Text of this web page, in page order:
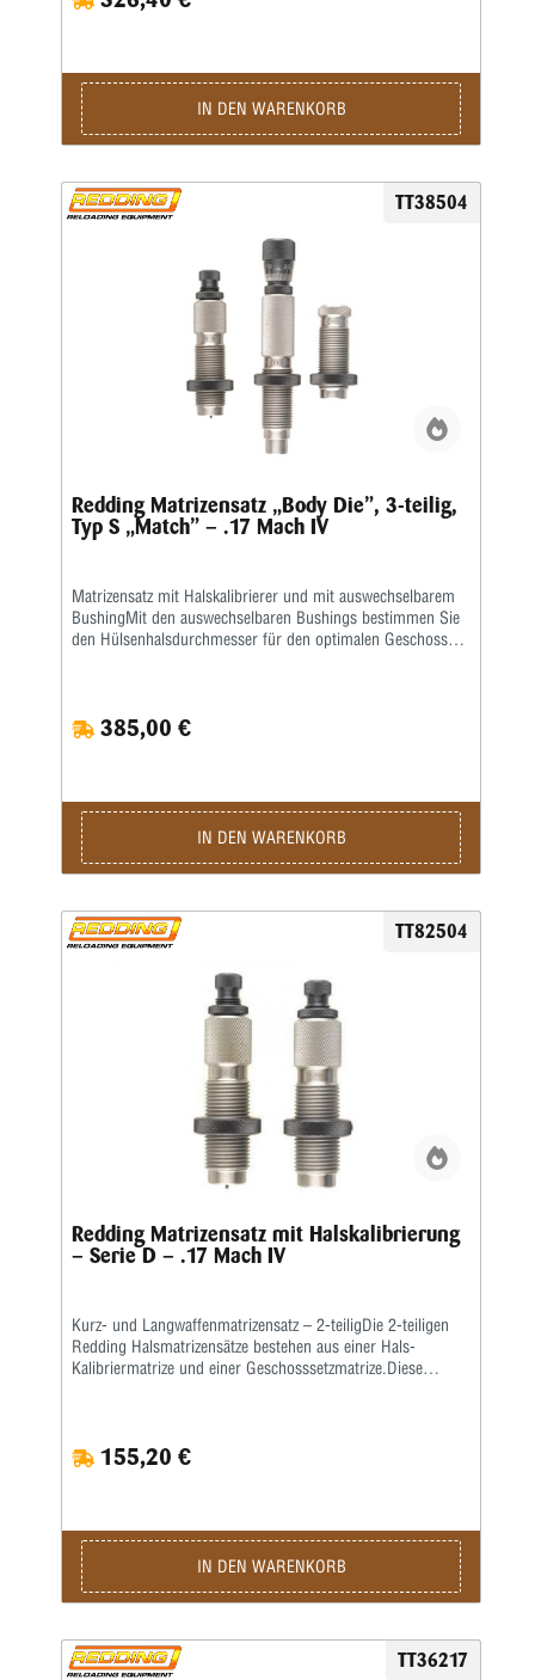
sind nicht im Satz enthalten, bitte extra ordern.
IN DEN WARENKORB
TT38504
Redding Matrizensatz „Body Die”, 3-teilig,
Typ S „Match” – .17 Mach IV
Matrizensatz mit Halskalibrierer und mit auswechselbarem
BushingMit den auswechselbaren Bushings bestimmen Sie
den Hülsenhalsdurchmesser für den optimalen Geschosssitz
Bushing- Body Die- Standard-SetzmatrizeDie Bushings sind
nicht im Satz enthalten, bitte extra ordern.
385,00 €
IN DEN WARENKORB
TT82504
Redding Matrizensatz mit Halskalibrierung
– Serie D – .17 Mach IV
Kurz- und Langwaffenmatrizensatz – 2-teiligDie 2-teiligen
Redding Halsmatrizensätze bestehen aus einer Hals-
Kalibriermatrize und einer Geschosssetzmatrize.Diese
Geschossformen und kann zudem auch zum nachträglichen
Crimpen der fertigen Patrone verwendet werden.Bitte diese
leicht gefettet werden!Wir empfehlen, auch den Hülsenhals
innen leicht mit einem guten, wasserlöslichen Kalibrierfett
(kein Graphit!) zu fetten, um das Hülsenmaterial zu
schonen.Die Matrizen werden komplett mit Ausstoßer und
passenden Hülsenhalter ordern Sie bitte immer separat.
155,20 €
IN DEN WARENKORB
TT36217